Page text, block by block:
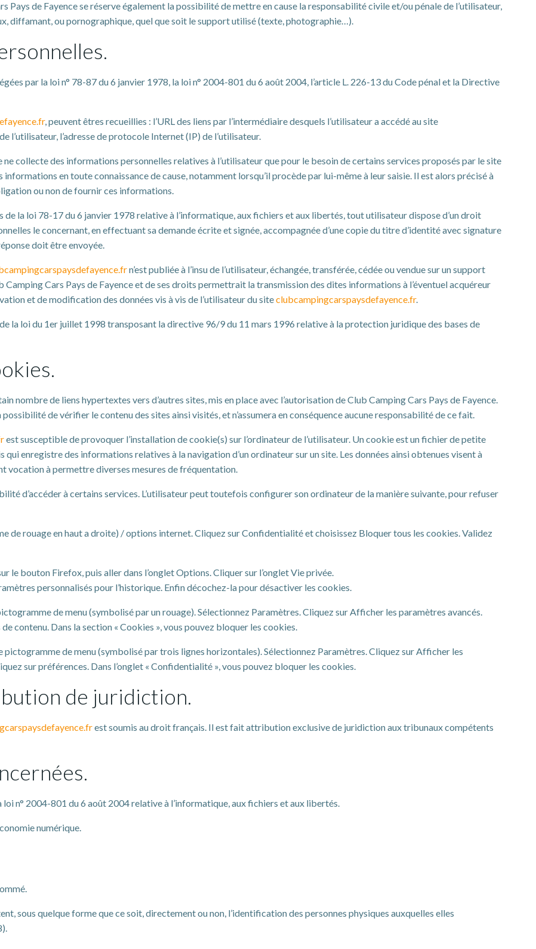
Pays de Fayence se réserve également la possibilité de mettre en cause la responsabilité civile et/ou pénale de l’utilisateur,
diffamant, ou pornographique, quel que soit le support utilisé (texte, photographie…).
par la loi n° 78-87 du 6 janvier 1978, la loi n° 2004-801 du 6 août 2004, l’article L. 226-13 du Code pénal et la Directive
, peuvent êtres recueillies : l’URL des liens par l’intermédiaire desquels l’utilisateur a accédé au site
l’utilisateur, l’adresse de protocole Internet (IP) de l’utilisateur.
collecte des informations personnelles relatives à l’utilisateur que pour le besoin de certains services proposés par le site
informations en toute connaissance de cause, notamment lorsqu’il procède par lui-même à leur saisie. Il est alors précisé à
ou non de fournir ces informations.
la loi 78-17 du 6 janvier 1978 relative à l’informatique, aux fichiers et aux libertés, tout utilisateur dispose d’un droit
le concernant, en effectuant sa demande écrite et signée, accompagnée d’une copie du titre d’identité avec signature
doit être envoyée.
n’est publiée à l’insu de l’utilisateur, échangée, transférée, cédée ou vendue sur un support
Camping Cars Pays de Fayence et de ses droits permettrait la transmission des dites informations à l’éventuel acquéreur
et de modification des données vis à vis de l’utilisateur du siteclubcampingcarspaysdefayence.fr.
la loi du 1er juillet 1998 transposant la directive 96/9 du 11 mars 1996 relative à la protection juridique des bases de
nombre de liens hypertextes vers d’autres sites, mis en place avec l’autorisation de Club Camping Cars Pays de Fayence.
possibilité de vérifier le contenu des sites ainsi visités, et n’assumera en conséquence aucune responsabilité de ce fait.
est susceptible de provoquer l’installation de cookie(s) sur l’ordinateur de l’utilisateur. Un cookie est un fichier de petite
enregistre des informations relatives à la navigation d’un ordinateur sur un site. Les données ainsi obtenues visent à
vocation à permettre diverses mesures de fréquentation.
d’accéder à certains services. L’utilisateur peut toutefois configurer son ordinateur de la manière suivante, pour refuser
de rouage en haut a droite) / options internet. Cliquez sur Confidentialité et choisissez Bloquer tous les cookies. Validez
le bouton Firefox, puis aller dans l’onglet Options. Cliquer sur l’onglet Vie privée.
personnalisés pour l’historique. Enfin décochez-la pour désactiver les cookies.
de menu (symbolisé par un rouage). Sélectionnez Paramètres. Cliquez sur Afficher les paramètres avancés.
contenu. Dans la section « Cookies », vous pouvez bloquer les cookies.
pictogramme de menu (symbolisé par trois lignes horizontales). Sélectionnez Paramètres. Cliquez sur Afficher les
sur préférences. Dans l’onglet « Confidentialité », vous pouvez bloquer les cookies.
de juridiction.
est soumis au droit français. Il est fait attribution exclusive de juridiction aux tribunaux compétents
n° 2004-801 du 6 août 2004 relative à l’informatique, aux fichiers et aux libertés.
numérique.
sous quelque forme que ce soit, directement ou non, l’identification des personnes physiques auxquelles elles